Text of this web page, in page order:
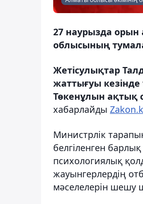
27 наурызда орын
облысының
Жетісулықтар
жаттығуы
Төкенұлын ақтық
хабарлайды
Министрлік
белгіленген
психологиялық
жауынгерлердің
мәселелерін шешу